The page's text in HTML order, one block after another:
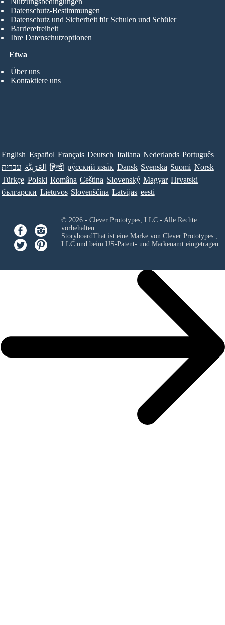
Etwa
Über uns
Kontaktiere uns
Datenschutz-Bestimmungen
Datenschutz und Sicherheit für Schulen und Schüler
Barrierefreiheit
Ihre Datenschutzoptionen
English Español Français Deutsch Italiana Nederlands Português
עברית العَرَبِيَّة हिन्दी ру́сский язы́к Dansk Svenska Suomi Norsk
Türkçe Polski Româna Ceština Slovenský Magyar Hrvatski
български Lietuvos Slovenščina Latvijas eesti
© 2026 - Clever Prototypes, LLC - Alle Rechte
vorbehalten.
StoryboardThat ist eine Marke von Clever Prototypes ,
LLCund beim US-Patent- und Markenamt eingetragen